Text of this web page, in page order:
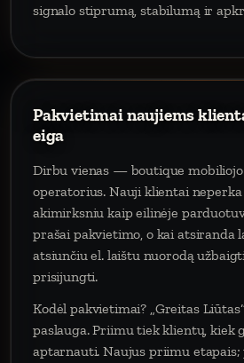
signalo stiprumą, stabilumą ir
Pakvietimai naujiems
eiga
Dirbu vienas — boutique
operatorius. Nauji klientai neperka
akimirksniu kaip eilinėje
prašai pakvietimo, o kai atsiranda
atsiunčiu el. laištu nuorodą
prisijungti.
Kodėl pakvietimai? „Greitas
paslauga. Priimu tiek klientų, kiek
aptarnauti. Naujus priimu